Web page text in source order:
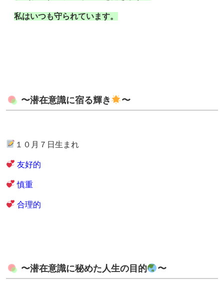
私はいつも守られています。
〜潜在意識に宿る輝き 〜
１０月７日生まれ
友好的
慎重
合理的
〜潜在意識に秘めた人生の目的 〜